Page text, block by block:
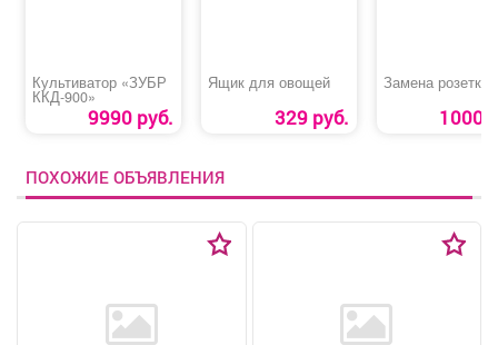
Культиватор «ЗУБР
ККД-900»
9990 руб.
Ящик для овощей
329 руб.
Замена розетки
1000
ПОХОЖИЕ ОБЪЯВЛЕНИЯ